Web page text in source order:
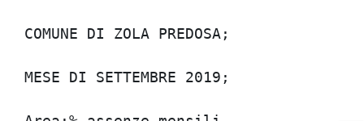
COMUNE DI ZOLA PREDOSA;
MESE DI SETTEMBRE 2019;